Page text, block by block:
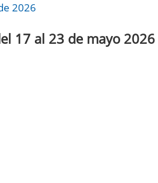
2026
17 al 23 de mayo 2026